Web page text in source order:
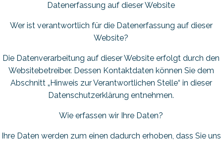
Datenerfassung auf dieser Website
Wer ist verantwortlich für die Datenerfassung auf dieser
Website?
Die Datenverarbeitung auf dieser Website erfolgt durch den
Websitebetreiber. Dessen Kontaktdaten können Sie dem
Abschnitt „Hinweis zur Verantwortlichen Stelle“ in dieser
Datenschutzerklärung entnehmen.
Wie erfassen wir Ihre Daten?
Ihre Daten werden zum einen dadurch erhoben, dass Sie uns